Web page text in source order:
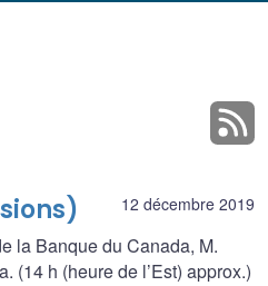
12 décembre 2019
la Banque du Canada, M.
(14 h (heure de l’Est) approx.)